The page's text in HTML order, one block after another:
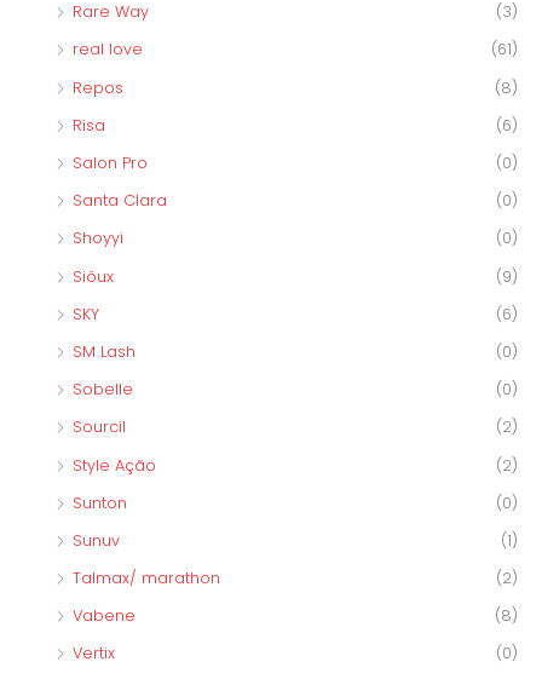
Rare Way
(3)
real love
(61)
Repos
(8)
Risa
(6)
Salon Pro
(0)
Santa Clara
(0)
Shoyyi
(0)
Siôux
(9)
SKY
(6)
SM Lash
(0)
Sobelle
(0)
Sourcil
(2)
Style Ação
(2)
Sunton
(0)
Sunuv
(1)
Talmax/ marathon
(2)
Vabene
(8)
Vertix
(0)